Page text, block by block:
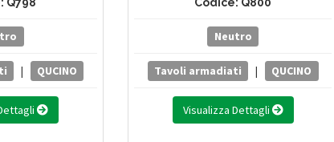
| QUCINO
Neutro
Tavoli armadiati | QUCINO
Visualizza Dettagli